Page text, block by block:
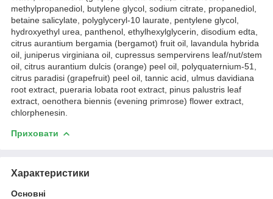
methylpropanediol, butylene glycol, sodium citrate, propanediol,
betaine salicylate, polyglyceryl-10 laurate, pentylene glycol,
hydroxyethyl urea, panthenol, ethylhexylglycerin, disodium edta,
citrus aurantium bergamia (bergamot) fruit oil, lavandula hybrida
oil, juniperus virginiana oil, cupressus sempervirens leaf/nut/stem
oil, citrus aurantium dulcis (orange) peel oil, polyquaternium-51,
citrus paradisi (grapefruit) peel oil, tannic acid, ulmus davidiana
root extract, pueraria lobata root extract, pinus palustris leaf
extract, oenothera biennis (evening primrose) flower extract,
chlorphenesin.
Приховати
Характеристики
Основні